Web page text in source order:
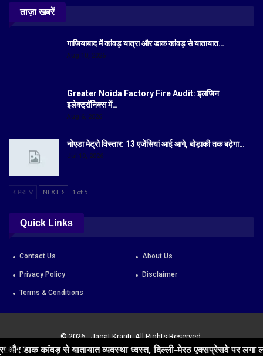
ताज़ा खबरें
गाजियाबाद में कांवड़ यात्रा और डाक कांवड़ से यातायात…
Aug 10, 2026
Greater Noida Factory Fire Audit: इलजिन
इलेक्ट्रॉनिक्स में…
Aug 6, 2026
नोएडा मेट्रो विस्तार: 13 एजेंसियां आई आगे, बोड़ाकी तक बढ़ेगा…
Jul 19, 2026
PREV NEXT 1 of 5
Quick Links
Contact Us About Us
Privacy Policy Disclaimer
Terms & Conditions
© 2026 - Jagat Kranti. All Rights Reserved.
से यातायात व्यवस्था ध्वस्त, दिल्ली-मेरठ एक्सप्रेसवे पर लगा लंबा जाम
20:17